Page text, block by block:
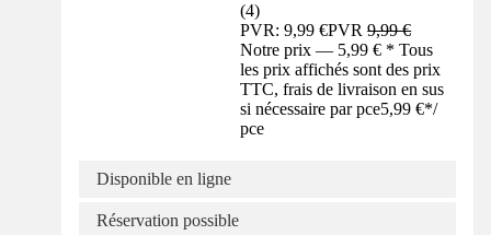
(4)
PVR: 9,99 €PVR9,99 €
Notre prix — 5,99 € * Tous
les prix affichés sont des prix
TTC, frais de livraison en sus
si nécessaire par pce5,99 €*/
pce
Disponible en ligne
Réservation possible